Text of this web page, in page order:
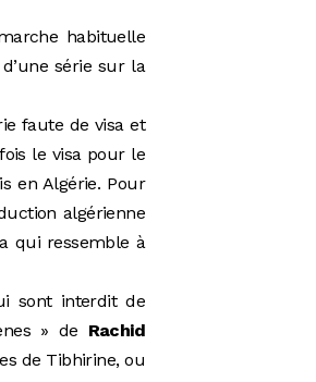
habituelle
série sur la
faute de visa et
le visa pour le
en Algérie. Pour
algérienne
qui ressemble à
sont interdit de
» de Rachid
de Tibhirine, ou